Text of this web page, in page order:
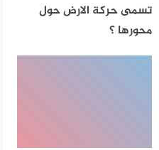
تسمى حركة الارض حول
محورها ؟